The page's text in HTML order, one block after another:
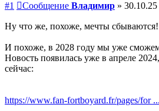
#1 Сообщение Владимир »
Ну что же, похоже, мечты сбываются!
И похоже, в 2028 году мы уже
Новость появилась уже в апреле
сейчас:
https://www.fan-fortboyard.fr/pages/for